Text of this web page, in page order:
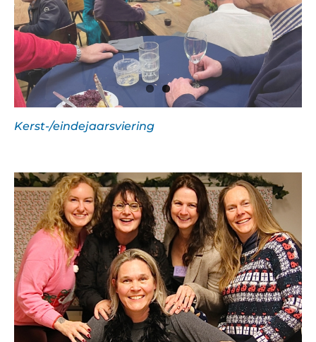
Kerst-/eindejaarsviering